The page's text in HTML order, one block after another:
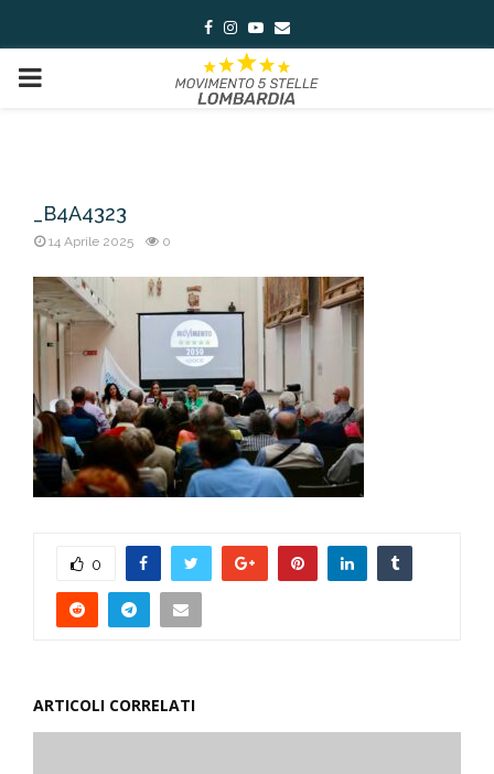
Facebook
Instagram
Youtube
Email
PRIMARY
_B4A4323
14 Aprile 2025 0
0
ARTICOLI CORRELATI